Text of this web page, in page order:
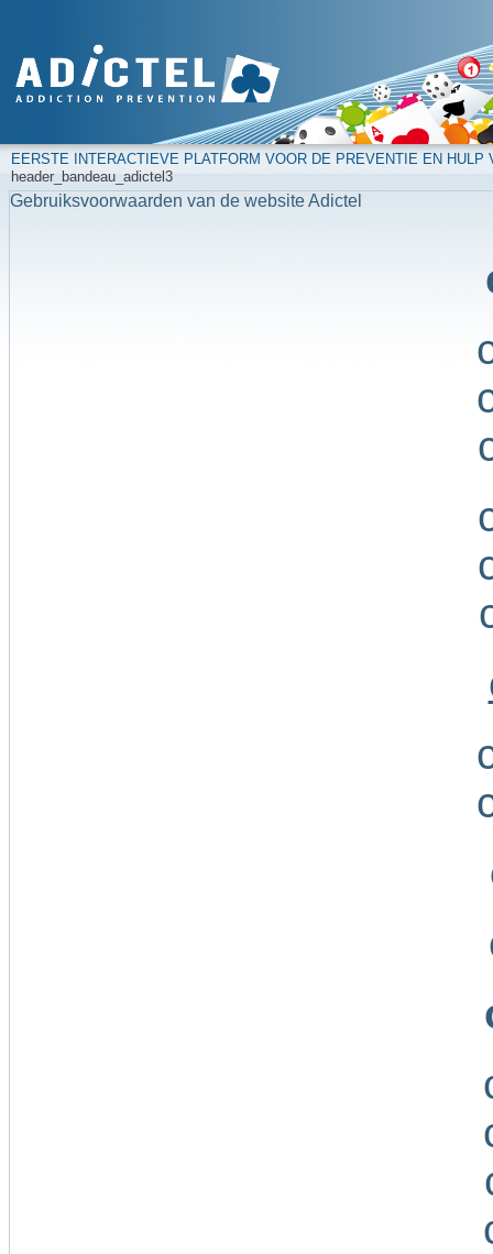
EERSTE INTERACTIEVE PLATFORM VOOR DE PREVENTIE EN HULP
header_bandeau_adictel3
Gebruiksvoorwaarden van de website Adictel